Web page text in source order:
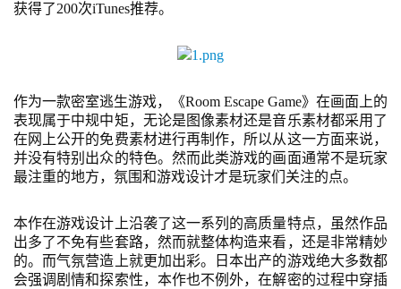
戏
2
5
第
十
三
金
茶
奖
获得了200次iTunes推荐。
作为一款密室逃生游戏，《Room Escape Game》在画面上的
表现属于中规中矩，无论是图像素材还是音乐素材都采用了
在网上公开的免费素材进行再制作，所以从这一方面来说，
并没有特别出众的特色。然而此类游戏的画面通常不是玩家
最注重的地方，氛围和游戏设计才是玩家们关注的点。
本作在游戏设计上沿袭了这一系列的高质量特点，虽然作品
出多了不免有些套路，然而就整体构造来看，还是非常精妙
的。而气氛营造上就更加出彩。日本出产的游戏绝大多数都
会强调剧情和探索性，本作也不例外，在解密的过程中穿插